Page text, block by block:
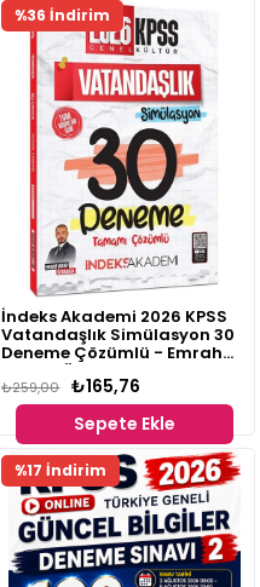
İndeks Akademi 2026 KPSS
Vatandaşlık Simülasyon 30
Deneme Çözümlü - Emrah
Vahap Özkaraca
₺165,76
₺259,00
Sepete Ekle
%36 İndirim
Fırsat
Ürünü
%17 İndirim
Fırsat
Ürünü